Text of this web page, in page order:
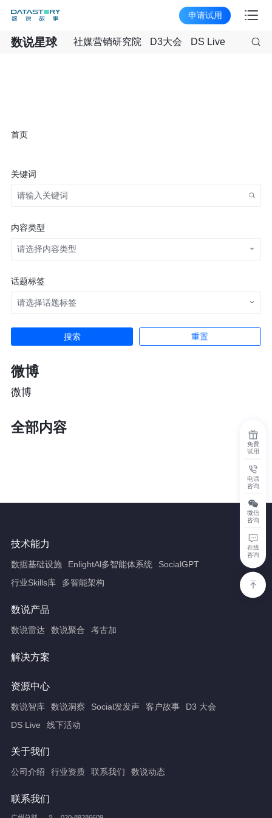
申请试用
数说星球 社媒营销研究院 D3大会 DS Live
首页
关键词
内容类型
请选择内容类型
话题标签
请选择话题标签
重置
微博
微博
全部内容
技术能力
数据基础设施 EnlightAl多智能体系统
SocialGPT
行业Skills库
多智能架构
数说产品
数说雷达 数说聚合 考古加
解决方案
资源中心
数说智库 数说洞察 Social发发声 客户故事
D3 大会
DS Live
线下活动
关于我们
公司介绍 行业资质 联系我们 数说动态
联系我们
免费
试用
电话
咨询
微信
咨询
在线
咨询